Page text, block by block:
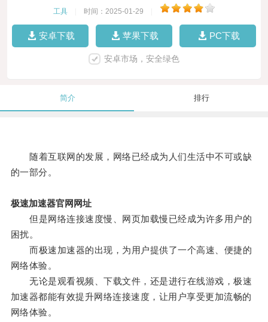
工具 时间：2025-01-29
安卓下载 苹果下载 PC下载
安卓市场，安全绿色
简介 排行
随着互联网的发展，网络已经成为人们生活中不可或缺
的一部分。
极速加速器官网网址
但是网络连接速度慢、网页加载慢已经成为许多用户的
困扰。
而极速加速器的出现，为用户提供了一个高速、便捷的
网络体验。
无论是观看视频、下载文件，还是进行在线游戏，极速
加速器都能有效提升网络连接速度，让用户享受更加流畅的
网络体验。